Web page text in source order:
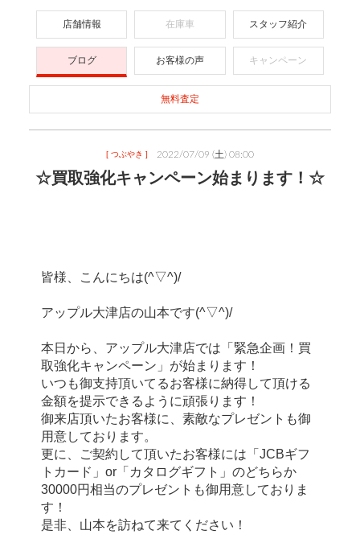
店舗情報 在庫車 スタッフ紹介
ブログ お客様の声 キャンペーン
無料査定
[ つぶやき ] 2022/07/09 (土) 08:00
☆買取強化キャンペーン始まります！☆
皆様、こんにちは(^▽^)/
アップル大津店の山本です(^▽^)/
本日から、アップル大津店では「緊急企画！買
取強化キャンペーン」が始まります！
いつも御支持頂いてるお客様に納得して頂ける
金額を提示できるように頑張ります！
御来店頂いたお客様に、素敵なプレゼントも御
用意しております。
更に、ご契約して頂いたお客様には「JCBギフ
トカード」or「カタログギフト」のどちらか
30000円相当のプレゼントも御用意しておりま
す！
是非、山本を訪ねて来てください！